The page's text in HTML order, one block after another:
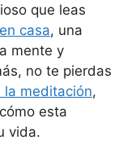
que leas
casa, una
mente y
no te pierdas
la meditación,
esta
vida.